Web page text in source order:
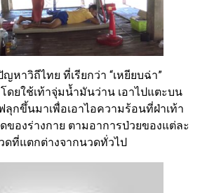
หาวิถีไทย ที่เรียกว่า “เหยียบฉ่า”
ดยใช้เท้าจุ่มน้ำมันว่าน เอาไปแตะบน
ลุกขึ้นมาเพื่อเอาไอความร้อนที่ฝ่าเท้า
ของร่างกาย ตามอาการป่วยของแต่ละ
ดที่แตกต่างจากนวดทั่วไป